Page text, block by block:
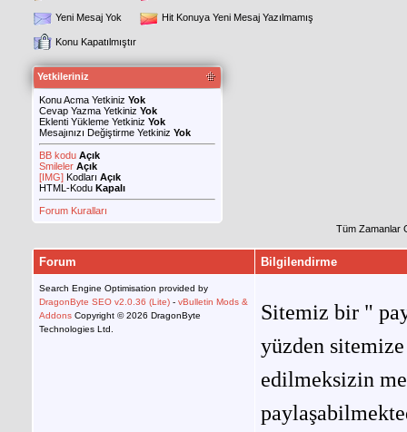
Yeni Mesaj Yok Hit Konuya Yeni Mesaj Yazılmamış
Konu Kapatılmıştır
Yetkileriniz
Konu Acma Yetkiniz Yok
Cevap Yazma Yetkiniz Yok
Eklenti Yükleme Yetkiniz Yok
Mesajınızı Değiştirme Yetkiniz Yok
BB kodu Açık
Smileler Açık
[IMG] Kodları Açık
HTML-Kodu Kapalı
Forum Kuralları
Tüm Zamanlar
Forum Bilgilendirme
Search Engine Optimisation provided by
DragonByte SEO v2.0.36 (Lite) - vBulletin Mods &
Addons Copyright © 2026 DragonByte
Technologies Ltd.
Sitemiz bir "
yüzden
edilmeksizin